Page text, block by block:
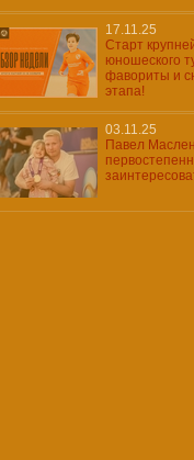
17.11.25
Старт
юношеского
фавориты и
этапа!
03.11.25
Павел